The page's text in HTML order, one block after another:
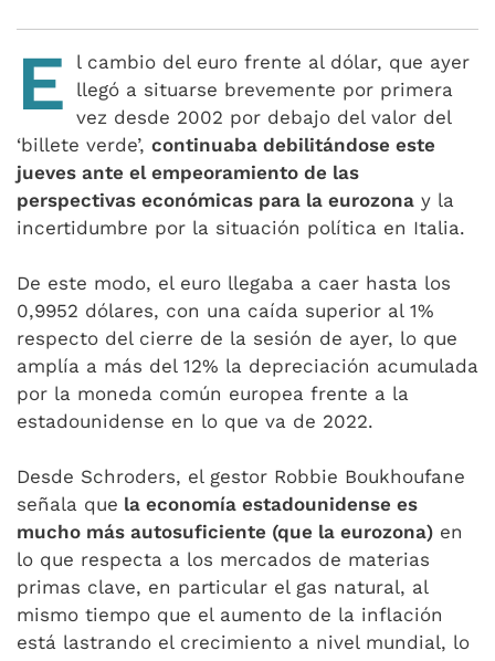
E
l cambio del euro frente al dólar, que ayer
llegó a situarse brevemente por primera
vez desde 2002 por debajo del valor del
‘billete verde’, continuaba debilitándose este
jueves ante el empeoramiento de las
perspectivas económicas para la eurozona y la
incertidumbre por la situación política en Italia.
De este modo, el euro llegaba a caer hasta los
0,9952 dólares, con una caída superior al 1%
respecto del cierre de la sesión de ayer, lo que
amplía a más del 12% la depreciación acumulada
por la moneda común europea frente a la
estadounidense en lo que va de 2022.
Desde Schroders, el gestor Robbie Boukhoufane
señala que la economía estadounidense es
mucho más autosuficiente (que la eurozona) en
lo que respecta a los mercados de materias
primas clave, en particular el gas natural, al
mismo tiempo que el aumento de la inflación
está lastrando el crecimiento a nivel mundial, lo